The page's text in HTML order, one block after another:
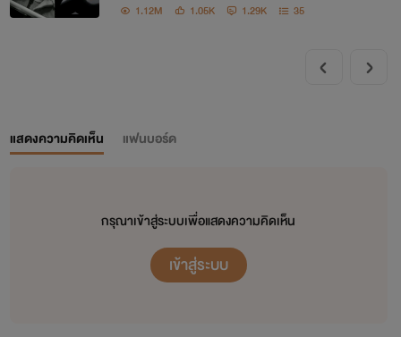
1.12M 1.05K 1.29K 35
แสดงความคิดเห็น แฟนบอร์ด
กรุณาเข้าสู่ระบบเพื่อแสดงความคิดเห็น
เข้าสู่ระบบ